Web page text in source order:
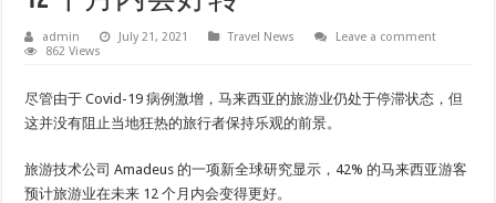
admin July 21, 2021 Travel News
Leave a comment
862 Views
尽管由于 Covid-19 病例激增，马来西亚的旅游业仍处于停滞状态，但
这并没有阻止当地狂热的旅行者保持乐观的前景。
旅游技术公司 Amadeus 的一项新全球研究显示，42% 的马来西亚游客
预计旅游业在未来 12 个月内会变得更好。